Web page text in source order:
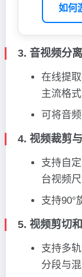
如何
3. 音视频分离
在线提
主流格式
可将音
4. 视频裁剪
支持自
台视频尺
支持90°
5. 视频剪切
支持多
分段与混